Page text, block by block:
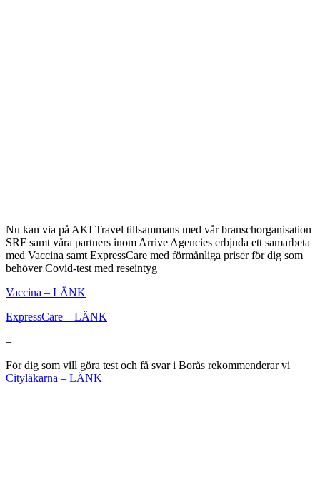
Nu kan via på AKI Travel tillsammans med vår branschorganisation
SRF samt våra partners inom Arrive Agencies erbjuda ett samarbeta
med Vaccina samt ExpressCare med förmånliga priser för dig som
behöver Covid-test med reseintyg
Vaccina – LÄNK
ExpressCare – LÄNK
–
För dig som vill göra test och få svar i Borås rekommenderar vi
Cityläkarna – LÄNK